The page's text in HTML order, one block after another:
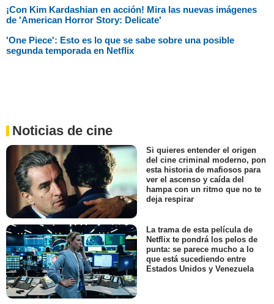
¡Con Kim Kardashian en acción! Mira las nuevas imágenes
de 'American Horror Story: Delicate'
'One Piece': Esto es lo que se sabe sobre una posible
segunda temporada en Netflix
Noticias de cine
Si quieres entender el origen
del cine criminal moderno, pon
esta historia de mafiosos para
ver el ascenso y caída del
hampa con un ritmo que no te
deja respirar
La trama de esta película de
Netflix te pondrá los pelos de
punta: se parece mucho a lo
que está sucediendo entre
Estados Unidos y Venezuela